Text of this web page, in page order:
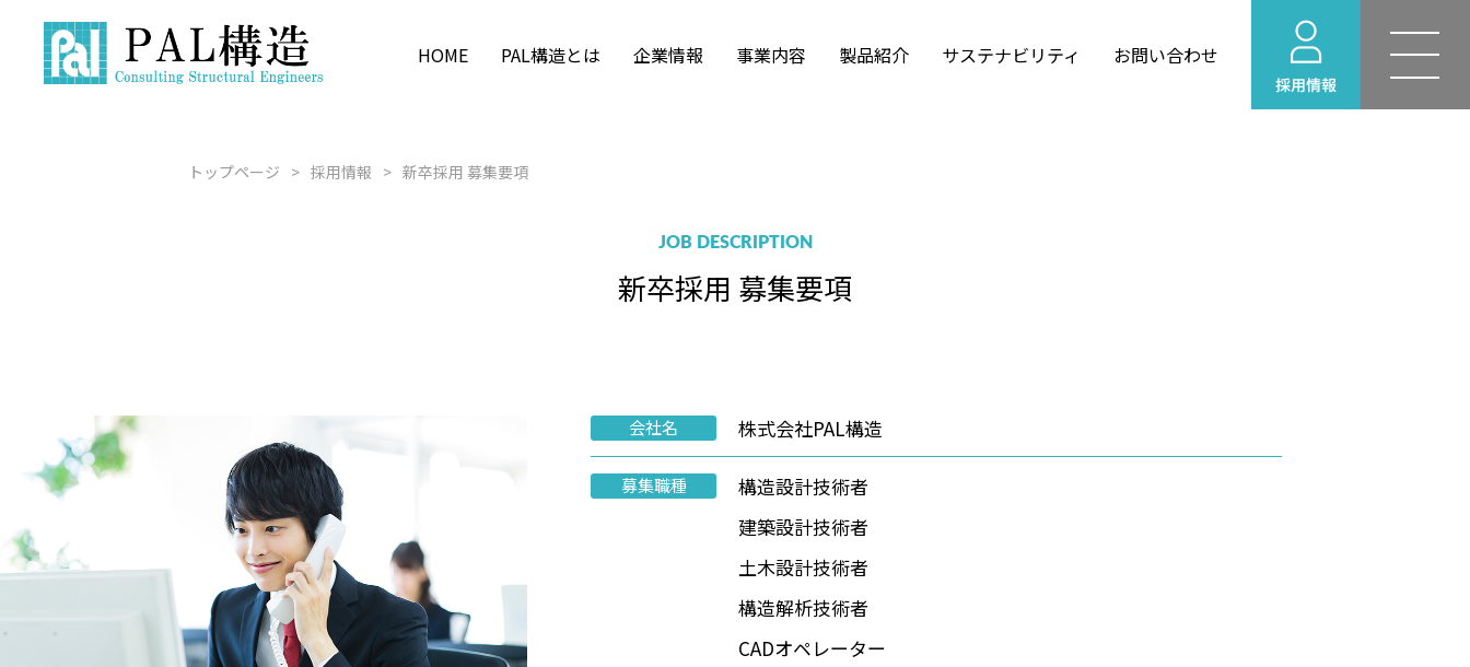
HOME PAL構造とは 企業情報
企業情報 ISO 9001
事業内容
事業内容 建築×BIM
製品紹介
製品紹介 水源
サステナビリティ お問い合わせ
採用情報 経験者採用 募集要項
トップページ 採用情報 新卒採用 募集要項
JOB DESCRIPTION
新卒採用 募集要項
会社名 株式会社PAL構造
募集職種
構造設計技術者
建築設計技術者
土木設計技術者
構造解析技術者
CADオペレーター